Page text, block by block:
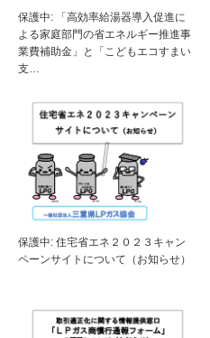
保護中: 「高効率給湯器導入促進に
よる家庭部門の省エネルギー推進事
業費補助金」と「こどもエコすまい
支…
保護中: 住宅省エネ２０２３キャン
ペーンサイトについて（お知らせ）